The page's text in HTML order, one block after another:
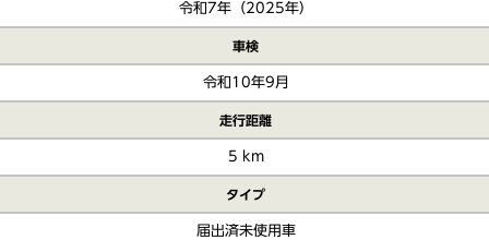
令和7年（2025年）
車検
令和10年9月
走行距離
5 km
タイプ
届出済未使用車